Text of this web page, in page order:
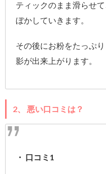
ティックのまま滑らせ
ぼかしていきます。
その後にお粉をたっぷ
影が出来上がります。
2、 悪い口コミは？
・ 口コミ1